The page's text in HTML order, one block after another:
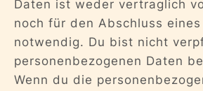
Daten ist weder vertraglich
noch für den Abschluss
notwendig. Du bist nicht
personenbezogenen Daten
Wenn du die